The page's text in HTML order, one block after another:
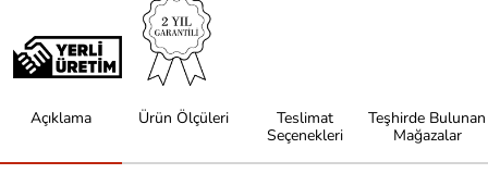
Açıklama Ürün Ölçüleri
Teslimat
Seçenekleri
Teşhirde Bulunan
Mağazalar